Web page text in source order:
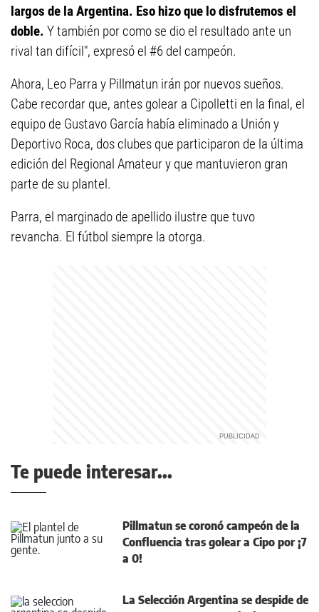
largos de la Argentina. Eso hizo que lo disfrutemos el
doble. Y también por como se dio el resultado ante un
rival tan difícil", expresó el #6 del campeón.
Ahora, Leo Parra y Pillmatun irán por nuevos sueños.
Cabe recordar que, antes golear a Cipolletti en la final, el
equipo de Gustavo García había eliminado a Unión y
Deportivo Roca, dos clubes que participaron de la última
edición del Regional Amateur y que mantuvieron gran
parte de su plantel.
Parra, el marginado de apellido ilustre que tuvo
revancha. El fútbol siempre la otorga.
Te puede interesar...
Pillmatun se coronó campeón de la
Confluencia tras golear a Cipo por ¡7
a 0!
La Selección Argentina se despide de